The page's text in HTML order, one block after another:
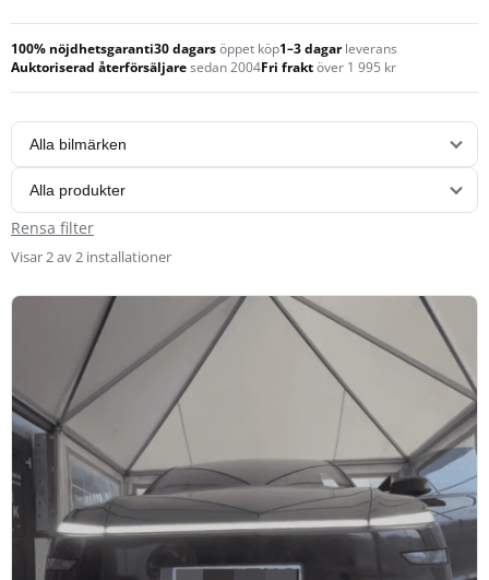
100% nöjdhetsgaranti30 dagarsöppet köp1–3 dagar leverans
Auktoriserad återförsäljaresedan 2004Fri fraktöver 1 995 kr
Rensa filter
Visar 2 av 2 installationer